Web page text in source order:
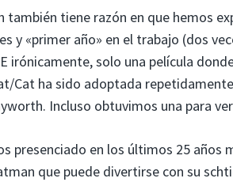
también tiene razón en que hemos
y «primer año» en el trabajo (dos
irónicamente, solo una película
Cat ha sido adoptada
Incluso obtuvimos una para
presenciado en los últimos 25
que puede divertirse con su